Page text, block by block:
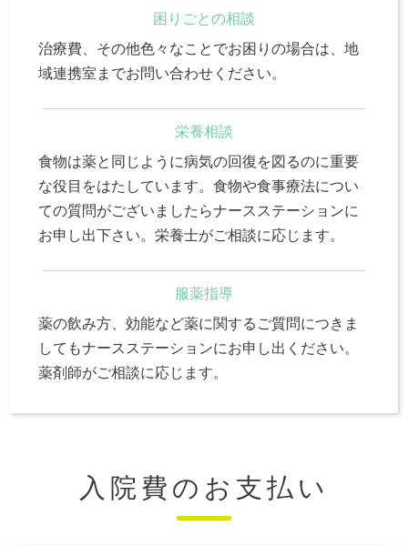
困りごとの相談
治療費、その他色々なことでお困りの場合は、地
域連携室までお問い合わせください。
栄養相談
食物は薬と同じように病気の回復を図るのに重要
な役目をはたしています。食物や食事療法につい
ての質問がございましたらナースステーションに
お申し出下さい。栄養士がご相談に応じます。
服薬指導
薬の飲み方、効能など薬に関するご質問につきま
してもナースステーションにお申し出ください。
薬剤師がご相談に応じます。
入院費のお支払い